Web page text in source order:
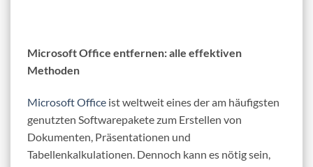
Microsoft Office entfernen: alle effektiven
Methoden
Microsoft Office ist weltweit eines der am häufigsten
genutzten Softwarepakete zum Erstellen von
Dokumenten, Präsentationen und
Tabellenkalkulationen. Dennoch kann es nötig sein,